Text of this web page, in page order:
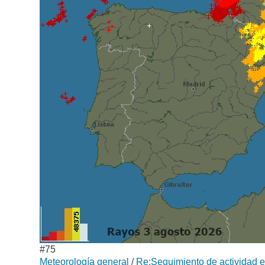
#75
Meteorología general / Re:Seguimiento de actividad